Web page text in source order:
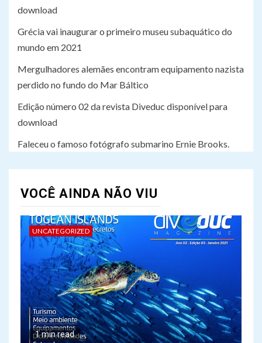
download
Grécia vai inaugurar o primeiro museu subaquático do
mundo em 2021
Mergulhadores alemães encontram equipamento nazista
perdido no fundo do Mar Báltico
Edição número 02 da revista Diveduc disponível para
download
Faleceu o famoso fotógrafo submarino Ernie Brooks.
VOCÊ AINDA NÃO VIU
UNCATEGORIZED
1 min read